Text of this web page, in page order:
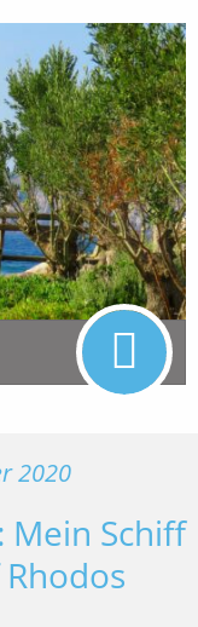
2020
Mein Schiff